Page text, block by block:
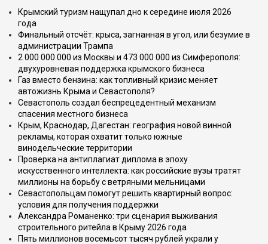
Крымский туризм нащупал дно к середине июля 2026
года
Финальный отсчёт: крыса, загнанная в угол, или безумие в
администрации Трампа
2 000 000 000 из Москвы и 473 000 000 из Симферополя:
двухуровневая поддержка крымского бизнеса
Газ вместо бензина: как топливный кризис меняет
автожизнь Крыма и Севастополя?
Севастополь создал беспрецедентный механизм
спасения местного бизнеса
Крым, Краснодар, Дагестан: география новой винной
рекламы, которая охватит только южные
винодельческие территории
Проверка на антиплагиат диплома в эпоху
искусственного интеллекта: как российские вузы тратят
миллионы на борьбу с ветряными мельницами
Севастопольцам помогут решить квартирный вопрос:
условия для получения поддержки
Александра Романенко: три сценария выживания
строительного ритейла в Крыму 2026 года
Пять миллионов восемьсот тысяч рублей украли у